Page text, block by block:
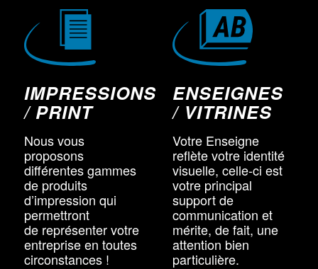
IMPRESSIONS
/ PRINT
Nous vous
proposons
différentes gammes
de produits
d’impression qui
permettront
de représenter votre
entreprise en toutes
circonstances !
ENSEIGNES
/ VITRINES
Votre Enseigne
reflète votre identité
visuelle, celle-ci est
votre principal
support de
communication et
mérite, de fait, une
attention bien
particulière.